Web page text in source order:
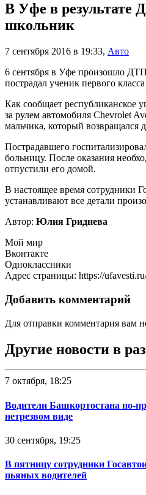
В Уфе в результате
школьник
7 сентября 2016 в 19:33, Авто
6 сентября в Уфе произошло ДТП,
пострадал ученик первого
Как сообщает
за рулем автомобиля Chevrolet
мальчика, который возвращался
Пострадавшего
больницу. После оказания
отпустили его домой.
В настоящее время сотрудники
устанавливают все детали
Автор: Юлия Гриднева
Мой мир
Вконтакте
Одноклассники
Адрес страницы: https://
Добавить комментарий
Для отправки комментария вам
Другие новости в
7 октября, 18:25
Водители Башкортостана по-
нетрезвом виде
30 сентября, 19:25
В пятницу сотрудники
пьяных водителей